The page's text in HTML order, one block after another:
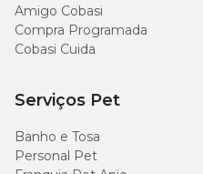
Amigo Cobasi
Compra Programada
Cobasi Cuida
Serviços Pet
Banho e Tosa
Personal Pet